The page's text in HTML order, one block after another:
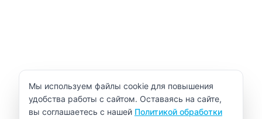
Уведомление об использовании cookie
Мы используем файлы cookie для повышения
удобства работы с сайтом. Оставаясь на сайте,
вы соглашаетесь с нашей Политикой обработки